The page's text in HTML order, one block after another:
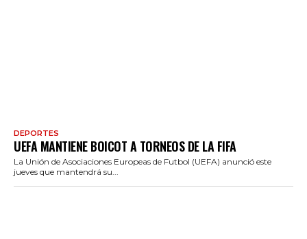
DEPORTES
UEFA MANTIENE BOICOT A TORNEOS DE LA FIFA
La Unión de Asociaciones Europeas de Futbol (UEFA) anunció este
jueves que mantendrá su...